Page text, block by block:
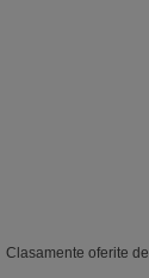
Clasamente oferite de